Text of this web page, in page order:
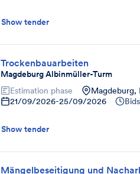
Show tender
Trockenbauarbeiten
Magdeburg Albinmüller-Turm
Estimation phase Magdeburg,
21/09/2026-25/09/2026
Show tender
Mängelbeseitigung und